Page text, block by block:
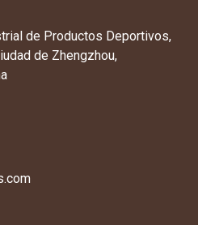
de Productos Deportivos,
de Zhengzhou,